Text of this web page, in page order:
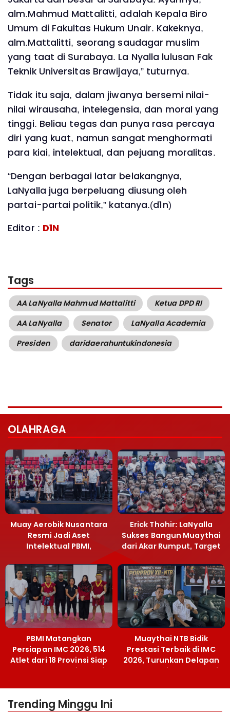
alm.Mahmud Mattalitti, adalah Kepala Biro
Umum di Fakultas Hukum Unair. Kakeknya,
alm.Mattalitti, seorang saudagar muslim
yang taat di Surabaya. La Nyalla lulusan Fak
Teknik Universitas Brawijaya,” tuturnya.
Tidak itu saja, dalam jiwanya bersemi nilai-
nilai wirausaha, intelegensia, dan moral yang
tinggi. Beliau tegas dan punya rasa percaya
diri yang kuat, namun sangat menghormati
para kiai, intelektual, dan pejuang moralitas.
“Dengan berbagai latar belakangnya,
LaNyalla juga berpeluang diusung oleh
partai-partai politik,” katanya.(d1n)
Editor : D1N
Tags
AA LaNyalla Mahmud Mattalitti
Ketua DPD RI
AA LaNyalla
Senator
LaNyalla Academia
Presiden
daridaerahuntukindonesia
OLAHRAGA
Muay Aerobik Nusantara
Resmi Jadi Aset
Intelektual PBMI,
Terobosan Bangun
Grassroots
Erick Thohir: LaNyalla
Sukses Bangun Muaythai
dari Akar Rumput, Target
PBMI Matangkan
Persiapan IMC 2026, 514
Atlet dari 18 Provinsi Siap
Berlaga Besok di Bekasi
Muaythai NTB Bidik
Prestasi Terbaik di IMC
2026, Turunkan Delapan
Atlet ke Kejurnas Bekasi
Trending Minggu Ini